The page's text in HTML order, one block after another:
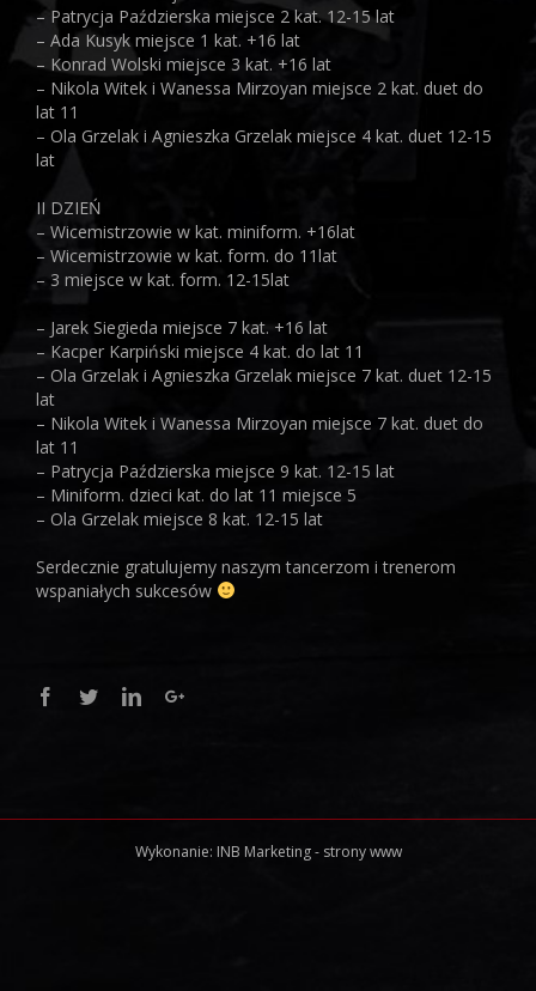
– Patrycja Paździerska miejsce 2 kat. 12-15 lat
– Ada Kusyk miejsce 1 kat. +16 lat
– Konrad Wolski miejsce 3 kat. +16 lat
– Nikola Witek i Wanessa Mirzoyan miejsce 2 kat. duet do
lat 11
– Ola Grzelak i Agnieszka Grzelak miejsce 4 kat. duet 12-15
lat
II DZIEŃ
– Wicemistrzowie w kat. miniform. +16lat
– Wicemistrzowie w kat. form. do 11lat
– 3 miejsce w kat. form. 12-15lat
– Jarek Siegieda miejsce 7 kat. +16 lat
– Kacper Karpiński miejsce 4 kat. do lat 11
– Ola Grzelak i Agnieszka Grzelak miejsce 7 kat. duet 12-15
lat
– Nikola Witek i Wanessa Mirzoyan miejsce 7 kat. duet do
lat 11
– Patrycja Paździerska miejsce 9 kat. 12-15 lat
– Miniform. dzieci kat. do lat 11 miejsce 5
– Ola Grzelak miejsce 8 kat. 12-15 lat
Serdecznie gratulujemy naszym tancerzom i trenerom
wspaniałych sukcesów
Facebook
TwitterLinkedinGoogle+
Wykonanie: INB Marketing- strony www